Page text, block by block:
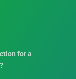
for a